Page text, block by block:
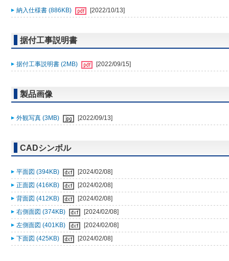
納入仕様書 (886KB) [2022/10/13]
据付工事説明書
据付工事説明書 (2MB) [2022/09/15]
製品画像
外観写真 (3MB) [2022/09/13]
CADシンボル
平面図 (394KB)
[2024/02/08]
正面図 (416KB)
[2024/02/08]
背面図 (412KB)
[2024/02/08]
右側面図 (374KB)
[2024/02/08]
左側面図 (401KB)
[2024/02/08]
下面図 (425KB)
[2024/02/08]